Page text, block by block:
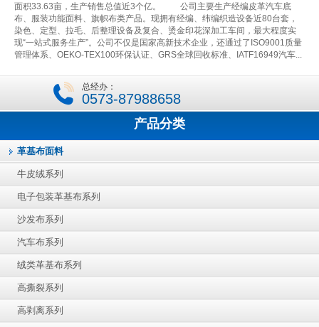
面积33.63亩，生产销售总值近3个亿。 公司主要生产经编皮革汽车底
布、服装功能面料、旗帜布类产品。现拥有经编、纬编织造设备近80台套，
染色、定型、拉毛、后整理设备及复合、烫金印花深加工车间，最大程度实
现“一站式服务生产”。公司不仅是国家高新技术企业，还通过了ISO9001质量
管理体系、OEKO-TEX100环保认证、GRS全球回收标准、IATF16949汽车...
总经办：
0573-87988658
产品分类
革基布面料
牛皮绒系列
电子包装革基布系列
沙发布系列
汽车布系列
绒类革基布系列
高撕裂系列
高剥离系列